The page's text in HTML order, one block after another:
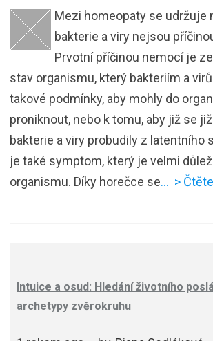
Mezi homeopaty se udržuje
bakterie a viry nejsou
Prvotní příčinou nemocí je
stav organismu, který bakteriím a
takové podmínky, aby mohly do
proniknout, nebo k tomu, aby již se
bakterie a viry probudily z latentního
je také symptom, který je velmi
organismu. Díky horečce se… >
Intuice a osud: Hledání životního
archetypy zvěrokruhu